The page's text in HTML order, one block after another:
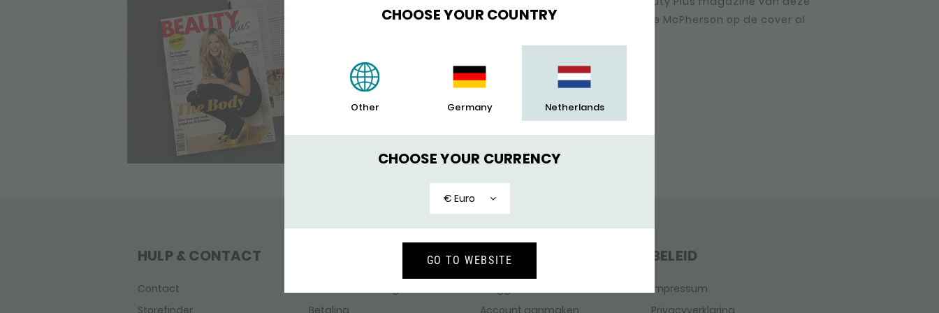
CHOOSE YOUR COUNTRY
Other Germany Netherlands
CHOOSE YOUR CURRENCY
€ Euro
GO TO WEBSITE
maand met de prachtige Elle McPherson op de cover al
HULP & CONTACT
Contact
Storefinder
KLANTENSERVICE
Betaling
MIJN ACCOUNT
Account aanmaken
BELEID
Impressum
Privacyverklaring